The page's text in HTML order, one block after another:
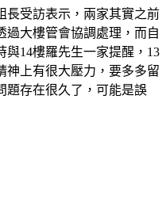
長受訪表示，兩家其實之前
過大樓管會協調處理，而自
14樓羅先生一家提醒，13
上有很大壓力，要多多留
存在很久了，可能是誤